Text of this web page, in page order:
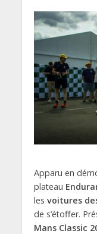
Apparu en
plateau
les voitures
de s’étoffer.
Mans Classic